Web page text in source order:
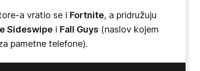
a vratio se i Fortnite, a pridružuju
Sideswipe i Fall Guys (naslov kojem
pametne telefone).